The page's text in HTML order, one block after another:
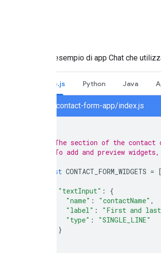
Per un esempio di app Chat che
Node.js Python Java
node/contact-form-app/index.js
* The section of the contact
* To add and preview
const CONTACT_FORM_WIDGETS = [
"textInput" :
{
"name" : "contactName" ,
"label" : "First and last
"type" :
"SINGLE_LINE"
}